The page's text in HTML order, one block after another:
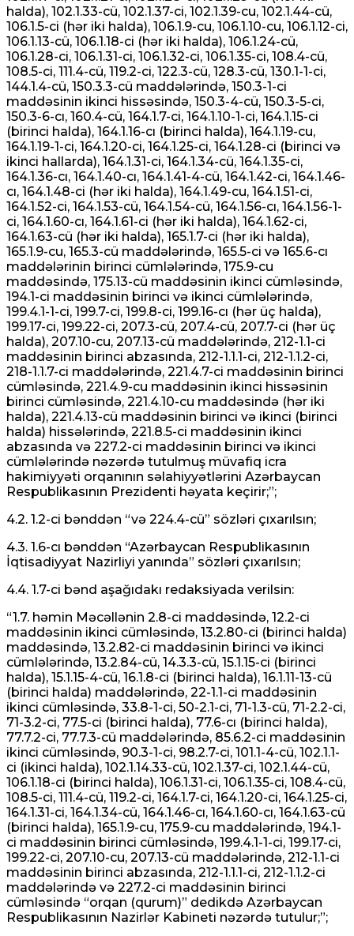
halda), 102.1.33-cü, 102.1.37-ci, 102.1.39-cu, 102.1.44-cü,
106.1.5-ci (hər iki halda), 106.1.9-cu, 106.1.10-cu, 106.1.12-ci,
106.1.13-cü, 106.1.18-ci (hər iki halda), 106.1.24-cü,
106.1.28-ci, 106.1.31-ci, 106.1.32-ci, 106.1.35-ci, 108.4-cü,
108.5-ci, 111.4-cü, 119.2-ci, 122.3-cü, 128.3-cü, 130.1-1-ci,
144.1.4-cü, 150.3.3-cü maddələrində, 150.3-1-ci
maddəsinin ikinci hissəsində, 150.3-4-cü, 150.3-5-ci,
150.3-6-cı, 160.4-cü, 164.1.7-ci, 164.1.10-1-ci, 164.1.15-ci
(birinci halda), 164.1.16-cı (birinci halda), 164.1.19-cu,
164.1.19-1-ci, 164.1.20-ci, 164.1.25-ci, 164.1.28-ci (birinci və
ikinci hallarda), 164.1.31-ci, 164.1.34-cü, 164.1.35-ci,
164.1.36-cı, 164.1.40-cı, 164.1.41-4-cü, 164.1.42-ci, 164.1.46-
cı, 164.1.48-ci (hər iki halda), 164.1.49-cu, 164.1.51-ci,
164.1.52-ci, 164.1.53-cü, 164.1.54-cü, 164.1.56-cı, 164.1.56-1-
ci, 164.1.60-cı, 164.1.61-ci (hər iki halda), 164.1.62-ci,
164.1.63-cü (hər iki halda), 165.1.7-ci (hər iki halda),
165.1.9-cu, 165.3-cü maddələrində, 165.5-ci və 165.6-cı
maddələrinin birinci cümlələrində, 175.9-cu
maddəsində, 175.13-cü maddəsinin ikinci cümləsində,
194.1-ci maddəsinin birinci və ikinci cümlələrində,
199.4.1-1-ci, 199.7-ci, 199.8-ci, 199.16-cı (hər üç halda),
199.17-ci, 199.22-ci, 207.3-cü, 207.4-cü, 207.7-ci (hər üç
halda), 207.10-cu, 207.13-cü maddələrində, 212-1.1-ci
maddəsinin birinci abzasında, 212-1.1.1-ci, 212-1.1.2-ci,
218-1.1.7-ci maddələrində, 221.4.7-ci maddəsinin birinci
cümləsində, 221.4.9-cu maddəsinin ikinci hissəsinin
birinci cümləsində, 221.4.10-cu maddəsində (hər iki
halda), 221.4.13-cü maddəsinin birinci və ikinci (birinci
halda) hissələrində, 221.8.5-ci maddəsinin ikinci
abzasında və 227.2-ci maddəsinin birinci və ikinci
cümlələrində nəzərdə tutulmuş müvafiq icra
hakimiyyəti orqanının səlahiyyətlərini Azərbaycan
Respublikasının Prezidenti həyata keçirir;”;
4.2. 1.2-ci bənddən “və 224.4-cü” sözləri çıxarılsın;
4.3. 1.6-cı bənddən “Azərbaycan Respublikasının
İqtisadiyyat Nazirliyi yanında” sözləri çıxarılsın;
4.4. 1.7-ci bənd aşağıdakı redaksiyada verilsin:
“1.7. həmin Məcəllənin 2.8-ci maddəsində, 12.2-ci
maddəsinin ikinci cümləsində, 13.2.80-ci (birinci halda)
maddəsində, 13.2.82-ci maddəsinin birinci və ikinci
cümlələrində, 13.2.84-cü, 14.3.3-cü, 15.1.15-ci (birinci
halda), 15.1.15-4-cü, 16.1.8-ci (birinci halda), 16.1.11-13-cü
(birinci halda) maddələrində, 22-1.1-ci maddəsinin
ikinci cümləsində, 33.8-1-ci, 50-2.1-ci, 71-1.3-cü, 71-2.2-ci,
71-3.2-ci, 77.5-ci (birinci halda), 77.6-cı (birinci halda),
77.7.2-ci, 77.7.3-cü maddələrində, 85.6.2-ci maddəsinin
ikinci cümləsində, 90.3-1-ci, 98.2.7-ci, 101.1-4-cü, 102.1.1-
ci (ikinci halda), 102.1.14.33-cü, 102.1.37-ci, 102.1.44-cü,
106.1.18-ci (birinci halda), 106.1.31-ci, 106.1.35-ci, 108.4-cü,
108.5-ci, 111.4-cü, 119.2-ci, 164.1.7-ci, 164.1.20-ci, 164.1.25-ci,
164.1.31-ci, 164.1.34-cü, 164.1.46-cı, 164.1.60-cı, 164.1.63-cü
(birinci halda), 165.1.9-cu, 175.9-cu maddələrində, 194.1-
ci maddəsinin birinci cümləsində, 199.4.1-1-ci, 199.17-ci,
199.22-ci, 207.10-cu, 207.13-cü maddələrində, 212-1.1-ci
maddəsinin birinci abzasında, 212-1.1.1-ci, 212-1.1.2-ci
maddələrində və 227.2-ci maddəsinin birinci
cümləsində “orqan (qurum)” dedikdə Azərbaycan
Respublikasının Nazirlər Kabineti nəzərdə tutulur;”;